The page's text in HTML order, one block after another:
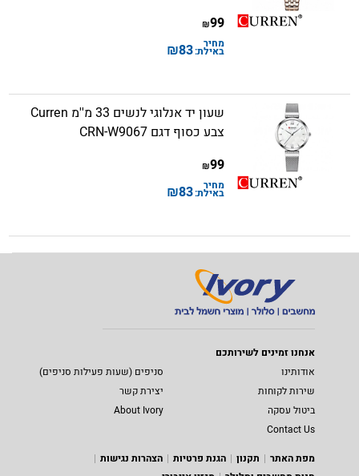
99
₪
מחיר
באילת:83
₪
שעון יד אנלוגי לנשים 33 מ''מ Curren
צבע כסוף דגם CRN-W9067
99
₪
מחיר
באילת:83
₪
אנחנו זמינים לשירותכם
אודותינו
סניפים (שעות פעילות סניפים)
שירות לקוחות
יצירת קשר
ביטול עסקה
About Ivory
Contact Us
מפת האתר
תקנון הגנת פרטיות
הצהרות נגישות